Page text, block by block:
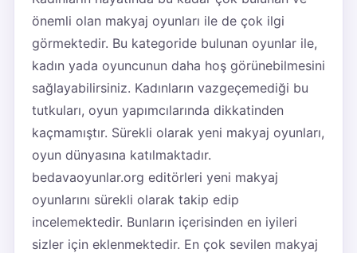
önemli olan makyaj oyunları ile de çok ilgi
görmektedir. Bu kategoride bulunan oyunlar ile,
kadın yada oyuncunun daha hoş görünebilmesini
sağlayabilirsiniz. Kadınların vazgeçemediği bu
tutkuları, oyun yapımcılarında dikkatinden
kaçmamıştır. Sürekli olarak yeni makyaj oyunları,
oyun dünyasına katılmaktadır.
bedavaoyunlar.org editörleri yeni makyaj
oyunlarını sürekli olarak takip edip
incelemektedir. Bunların içerisinden en iyileri
sizler için eklenmektedir. En çok sevilen makyaj